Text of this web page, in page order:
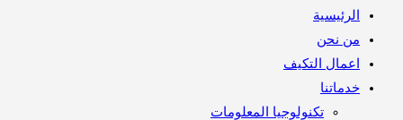
نحن
التكيف
تكنولوجيا المعلومات